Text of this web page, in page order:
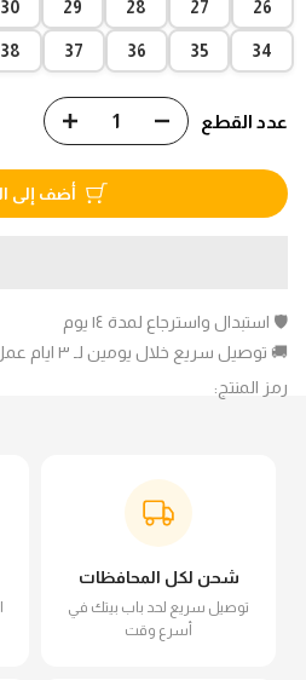
26
27
28
29
30
34
35
36
37
38
عدد القطع
أضف إلى
🛡️ استبدال واسترجاع لمدة ١٤ يوم
🚚 توصيل سريع خلال يومين لـ ٣ ايام عمل
رمز المنتج:
شحن لكل المحافظات
توصيل سريع لحد باب بيتك في
أسرع وقت